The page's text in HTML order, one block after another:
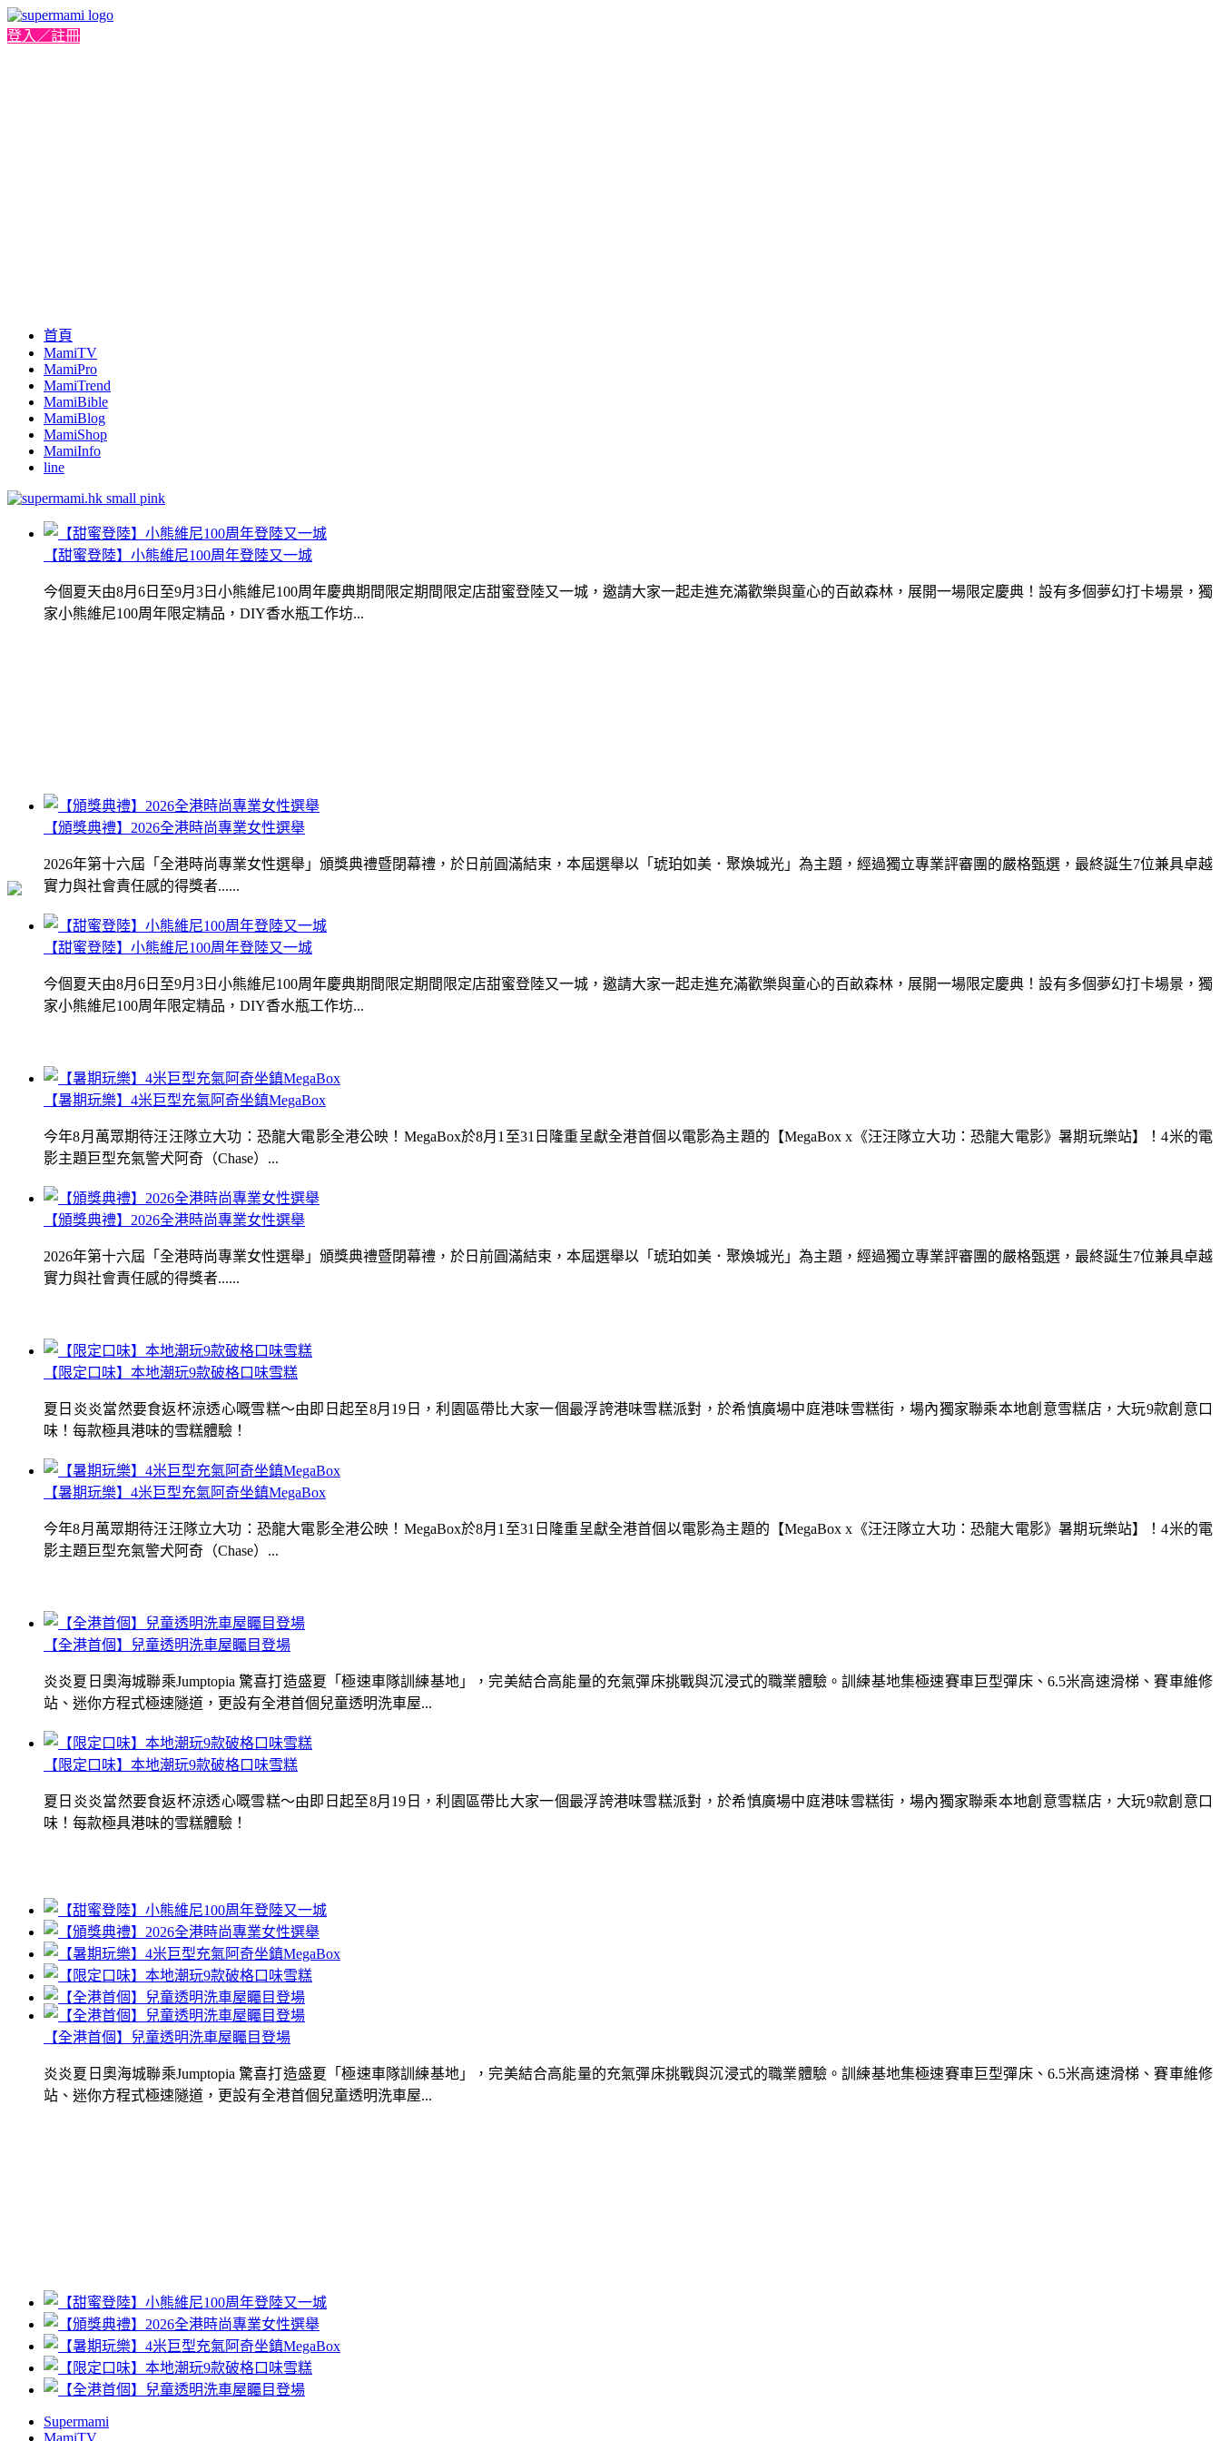
登入／註冊
首頁
MamiTV
MamiPro
MamiTrend
MamiBible
MamiBlog
MamiShop
MamiInfo
line
【甜蜜登陸】小熊維尼100周年登陸又一城
今個夏天由8月6日至9月3日小熊維尼100周年慶典期間限定期間限定店甜蜜登陸又一城，邀請大家一起走進充滿歡樂與童心的百畝森林，展開一場限定慶典！設有多個夢幻打卡場景，獨
家小熊維尼100周年限定精品，DIY香水瓶工作坊...
【頒獎典禮】2026全港時尚專業女性選舉
2026年第十六屆「全港時尚專業女性選舉」頒獎典禮暨閉幕禮，於日前圓滿結束，本屆選舉以「琥珀如美．聚煥城光」為主題，經過獨立專業評審團的嚴格甄選，最終誕生7位兼具卓越
實力與社會責任感的得獎者......
【暑期玩樂】4米巨型充氣阿奇坐鎮MegaBox
今年8月萬眾期待汪汪隊立大功：恐龍大電影全港公映！MegaBox於8月1至31日隆重呈獻全港首個以電影為主題的【MegaBox x《汪汪隊立大功：恐龍大電影》暑期玩樂站】！4米的電
影主題巨型充氣警犬阿奇（Chase）...
【限定口味】本地潮玩9款破格口味雪糕
夏日炎炎當然要食返杯涼透心嘅雪糕～由即日起至8月19日，利園區帶比大家一個最浮誇港味雪糕派對，於希慎廣場中庭港味雪糕街，場內獨家聯乘本地創意雪糕店，大玩9款創意口
味！每款極具港味的雪糕體驗！
【全港首個】兒童透明洗車屋矚目登場
炎炎夏日奧海城聯乘Jumptopia 驚喜打造盛夏「極速車隊訓練基地」，完美結合高能量的充氣彈床挑戰與沉浸式的職業體驗。訓練基地集極速賽車巨型彈床、6.5米高速滑梯、賽車維修
站、迷你方程式極速隧道，更設有全港首個兒童透明洗車屋...
【甜蜜登陸】小熊維尼100周年登陸又一城
今個夏天由8月6日至9月3日小熊維尼100周年慶典期間限定期間限定店甜蜜登陸又一城，邀請大家一起走進充滿歡樂與童心的百畝森林，展開一場限定慶典！設有多個夢幻打卡場景，獨
家小熊維尼100周年限定精品，DIY香水瓶工作坊...
【頒獎典禮】2026全港時尚專業女性選舉
2026年第十六屆「全港時尚專業女性選舉」頒獎典禮暨閉幕禮，於日前圓滿結束，本屆選舉以「琥珀如美．聚煥城光」為主題，經過獨立專業評審團的嚴格甄選，最終誕生7位兼具卓越
實力與社會責任感的得獎者......
【暑期玩樂】4米巨型充氣阿奇坐鎮MegaBox
今年8月萬眾期待汪汪隊立大功：恐龍大電影全港公映！MegaBox於8月1至31日隆重呈獻全港首個以電影為主題的【MegaBox x《汪汪隊立大功：恐龍大電影》暑期玩樂站】！4米的電
影主題巨型充氣警犬阿奇（Chase）...
【限定口味】本地潮玩9款破格口味雪糕
夏日炎炎當然要食返杯涼透心嘅雪糕～由即日起至8月19日，利園區帶比大家一個最浮誇港味雪糕派對，於希慎廣場中庭港味雪糕街，場內獨家聯乘本地創意雪糕店，大玩9款創意口
味！每款極具港味的雪糕體驗！
【全港首個】兒童透明洗車屋矚目登場
炎炎夏日奧海城聯乘Jumptopia 驚喜打造盛夏「極速車隊訓練基地」，完美結合高能量的充氣彈床挑戰與沉浸式的職業體驗。訓練基地集極速賽車巨型彈床、6.5米高速滑梯、賽車維修
站、迷你方程式極速隧道，更設有全港首個兒童透明洗車屋...
Supermami
MamiTV